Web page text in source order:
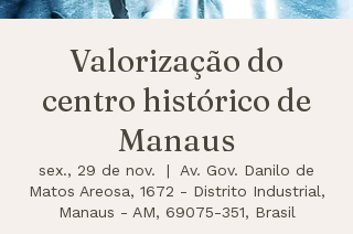
Valorização do
centro histórico de
Manaus
sex., 29 de nov.
  |
Av. Gov. Danilo de
Matos Areosa, 1672 - Distrito Industrial,
Manaus - AM, 69075-351, Brasil